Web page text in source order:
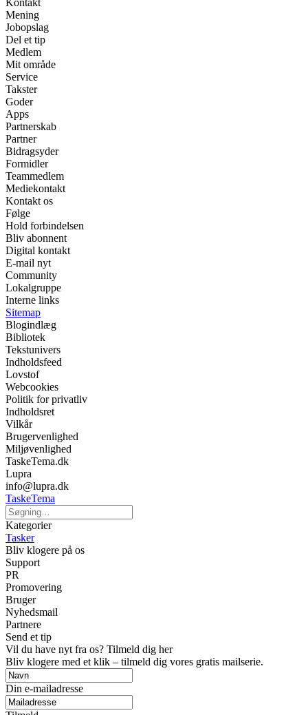
Kontakt
Mening
Jobopslag
Del et tip
Medlem
Mit område
Service
Takster
Goder
Apps
Partnerskab
Partner
Bidragsyder
Formidler
Teammedlem
Mediekontakt
Kontakt os
Følge
Hold forbindelsen
Bliv abonnent
Digital kontakt
E-mail nyt
Community
Lokalgruppe
Interne links
Sitemap
Blogindlæg
Bibliotek
Tekstunivers
Indholdsfeed
Lovstof
Webcookies
Politik for privatliv
Indholdsret
Vilkår
Brugervenlighed
Miljøvenlighed
TaskeTema.dk
Lupra
info@lupra.dk
TaskeTema
Kategorier
Tasker
Bliv klogere på os
Support
PR
Promovering
Bruger
Nyhedsmail
Partnere
Send et tip
Vil du have nyt fra os? Tilmeld dig her
Bliv klogere med et klik – tilmeld dig vores gratis mailserie.
Din e-mailadresse